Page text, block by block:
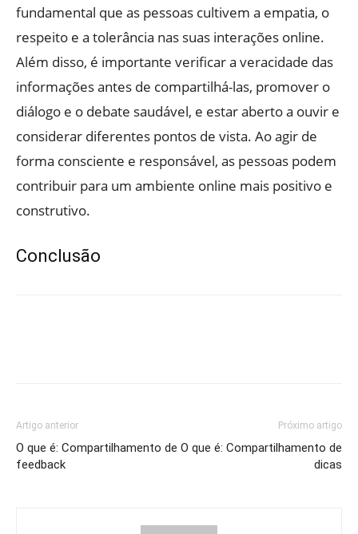
fundamental que as pessoas cultivem a empatia, o
respeito e a tolerância nas suas interações online.
Além disso, é importante verificar a veracidade das
informações antes de compartilhá-las, promover o
diálogo e o debate saudável, e estar aberto a ouvir e
considerar diferentes pontos de vista. Ao agir de
forma consciente e responsável, as pessoas podem
contribuir para um ambiente online mais positivo e
construtivo.
Conclusão
Artigo anterior
O que é: Compartilhamento de
feedback
Próximo artigo
O que é: Compartilhamento de
dicas